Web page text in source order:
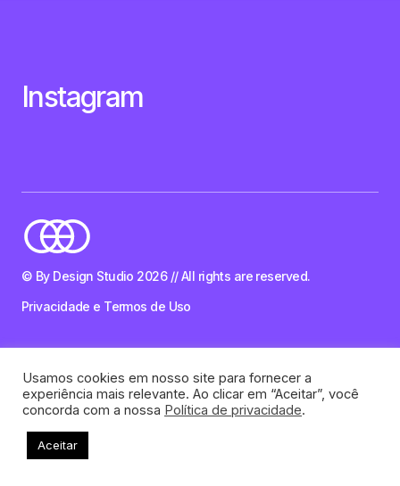
Instagram
© By Design Studio 2026 // All rights are reserved.
Privacidade e Termos de Uso
Usamos cookies em nosso site para fornecer a
experiência mais relevante. Ao clicar em “Aceitar”, você
concorda com a nossa Política de privacidade.
Aceitar